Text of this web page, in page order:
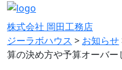
株式会社 岡田工務店
ジーラボハウス > お知らせ
算の決め方や予算オーバー